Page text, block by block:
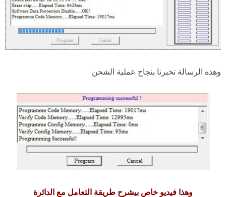
وهذه الرسالة تخبرنا بنجاح عملية الشحن
وهذا فيديو خاص بيشرح طريقة التعامل مع الدائرة